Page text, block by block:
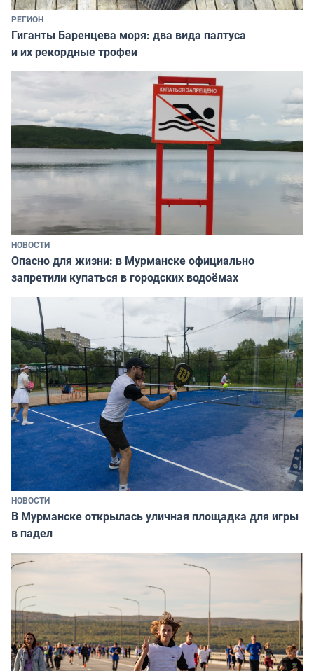
РЕГИОН
Гиганты Баренцева моря: два вида палтуса
и их рекордные трофеи
НОВОСТИ
Опасно для жизни: в Мурманске официально
запретили купаться в городских водоёмах
НОВОСТИ
В Мурманске открылась уличная площадка для игры
в падел